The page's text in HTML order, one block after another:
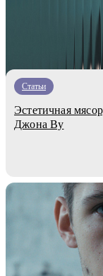
Статьи
Эстетичная
Джона Ву